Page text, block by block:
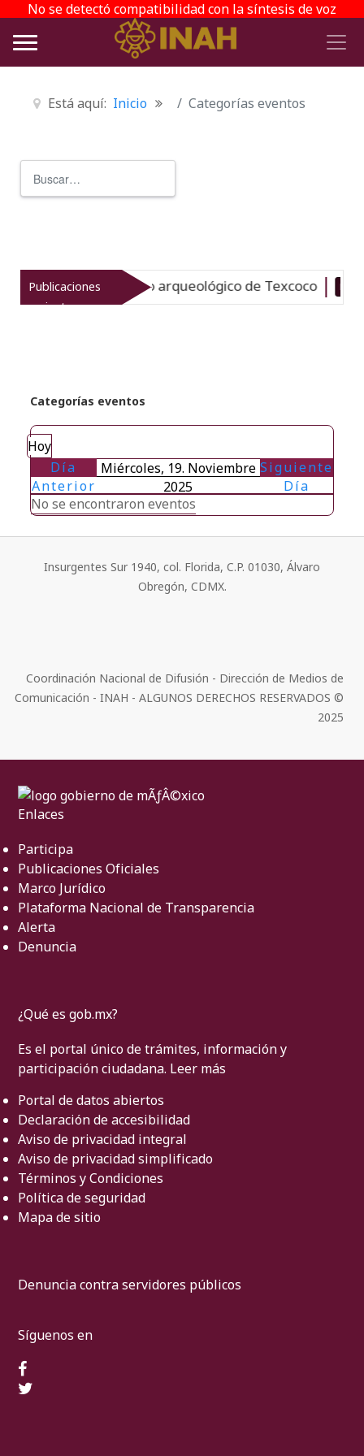
No se detectó compatibilidad con la síntesis de voz
Está aquí: Inicio Categorías eventos
Publicaciones
recientes
el patrimonio arqueológico de Texcoco Nuevo
Categorías eventos
Hoy
Día
Anterior
Miércoles, 19. Noviembre
2025
Siguiente
Día
No se encontraron eventos
Insurgentes Sur 1940, col. Florida, C.P. 01030, Álvaro
Obregón, CDMX.
Coordinación Nacional de Difusión - Dirección de Medios de
Comunicación - INAH - ALGUNOS DERECHOS RESERVADOS ©
2025
Enlaces
Participa
Publicaciones Oficiales
Marco Jurídico
Plataforma Nacional de Transparencia
Alerta
Denuncia
¿Qué es gob.mx?
Es el portal único de trámites, información y
participación ciudadana. Leer más
Portal de datos abiertos
Declaración de accesibilidad
Aviso de privacidad integral
Aviso de privacidad simplificado
Términos y Condiciones
Política de seguridad
Mapa de sitio
Denuncia contra servidores públicos
Síguenos en